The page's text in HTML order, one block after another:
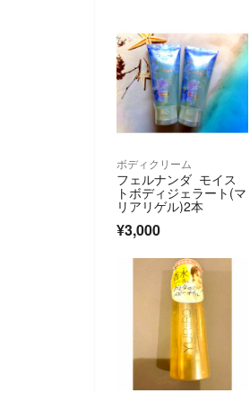
ボディクリーム
フェルナンダ モイス
トボディジェラート(マ
リアリゲル)2本
¥3,000